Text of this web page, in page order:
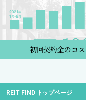
初回契約金のコ
REIT FIND トップページ